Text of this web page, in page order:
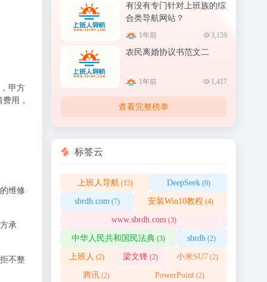
甲方
用，
维修
承
不整
有没有专门针对上班族的综
合类导航网站？
1年前 3,159
农民离婚协议书范文二
1年前 1,417
查看完整榜单
标签云
上班人导航 (15) DeepSeek(9)
sbrdh.com (7) 安装Win10教程 (4)
www.sbrdh.com (3)
中华人民共和国民法典(3) sbrdh (2)
上班人 (2) 梁文锋 (2) 小米SU7(2)
腾讯 (2) PowerPoint (2)